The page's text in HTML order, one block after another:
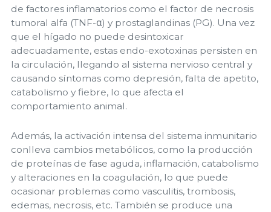
de factores inflamatorios como el factor de necrosis
tumoral alfa (TNF-α) y prostaglandinas (PG). Una vez
que el hígado no puede desintoxicar
adecuadamente, estas endo-exotoxinas persisten en
la circulación, llegando al sistema nervioso central y
causando síntomas como depresión, falta de apetito,
catabolismo y fiebre, lo que afecta el
comportamiento animal.
Además, la activación intensa del sistema inmunitario
conlleva cambios metabólicos, como la producción
de proteínas de fase aguda, inflamación, catabolismo
y alteraciones en la coagulación, lo que puede
ocasionar problemas como vasculitis, trombosis,
edemas, necrosis, etc. También se produce una